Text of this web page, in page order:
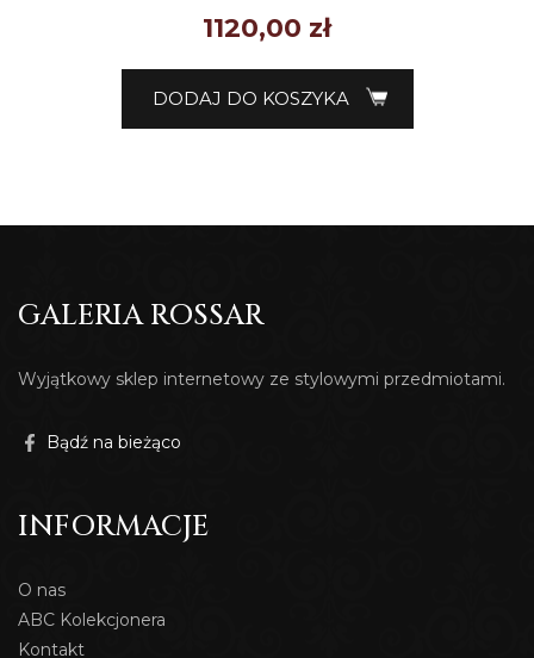
1120,00 zł
DODAJ DO KOSZYKA
GALERIA ROSSAR
Wyjątkowy sklep internetowy ze stylowymi przedmiotami.
Bądź na bieżąco
INFORMACJE
O nas
ABC Kolekcjonera
Kontakt